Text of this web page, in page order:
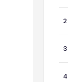
2
3
4